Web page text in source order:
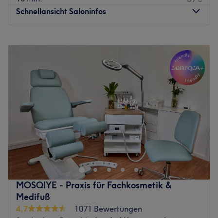
Zurück zur Salonansicht
Schnellansicht Saloninfos
18:00
17:00
Donnerstag
–18:00
Freitag
–18:00
16:00
Sonntag
Geschlossen
Der Beauty Salon Janamou befindet sich im Herzen von
Oberkassel, eine der beliebtesten Gegenden in
Düsseldorf. Hier kannst du eintauchen in eine exklusive
Welt, in der äußere und innere Schönheit Hand in Hand
gehen. Erweitere deine Sinne mit entspannenden
Wellness-Anwendungen und finde durch revitalisierendes
Yoga deine innere Balance.
MOSQIYE - Praxis für Fachkosmetik &
Medifuß
4,7
1071 Bewertungen